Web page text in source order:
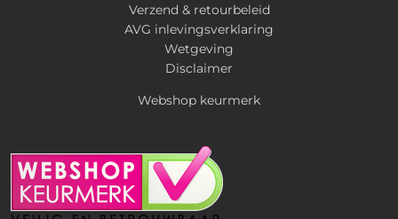
Verzend & retourbeleid
AVG inlevingsverklaring
Wetgeving
Disclaimer
Webshop keurmerk